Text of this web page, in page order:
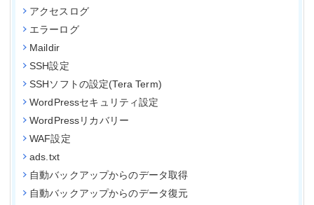
アクセスログ
エラーログ
Maildir
SSH設定
SSHソフトの設定(Tera Term)
WordPressセキュリティ設定
WordPressリカバリー
WAF設定
ads.txt
自動バックアップからのデータ取得
自動バックアップからのデータ復元